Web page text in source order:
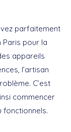
parfaitement
pour la
appareils
l’artisan
C’est
commencer
fonctionnels.